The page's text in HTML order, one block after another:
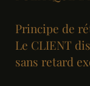
Principe de
Le CLIENT
sans retard